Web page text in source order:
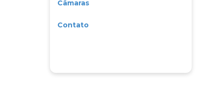
Câmaras
Contato